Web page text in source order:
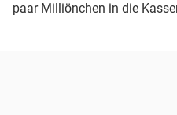
paar Milliönchen in die